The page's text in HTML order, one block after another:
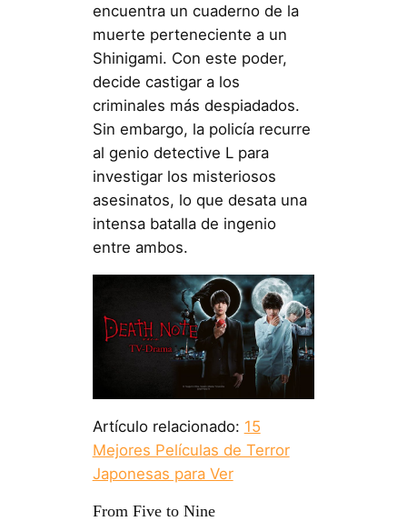
encuentra un cuaderno de la
muerte perteneciente a un
Shinigami. Con este poder,
decide castigar a los
criminales más despiadados.
Sin embargo, la policía recurre
al genio detective L para
investigar los misteriosos
asesinatos, lo que desata una
intensa batalla de ingenio
entre ambos.
Artículo relacionado: 15
Mejores Películas de Terror
Japonesas para Ver
From Five to Nine